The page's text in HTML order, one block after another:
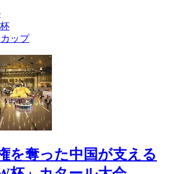
ップ
を奪った中国が支える